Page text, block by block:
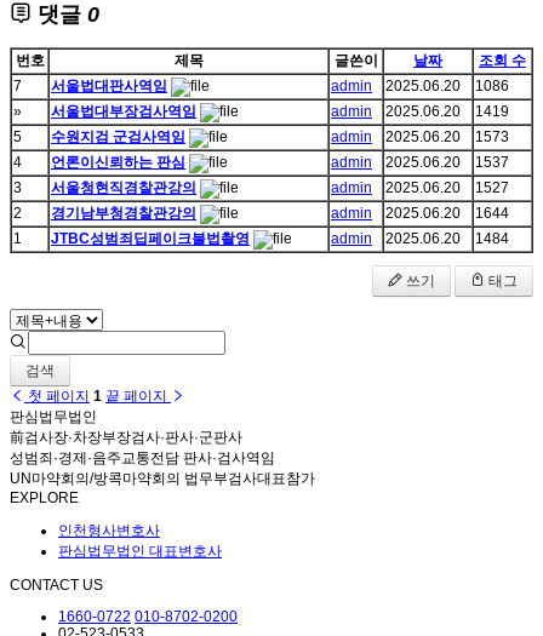
댓글 0
번호 제목 글쓴이 날짜
조회 수
7
서울법대판사역임 admin 2025.06.20
1086
»
서울법대부장검사역임 admin 2025.06.20
1419
5
수원지검 군검사역임 admin 2025.06.20
1573
4
언론이신뢰하는 판심 admin 2025.06.20
1537
3
서울청현직경찰관강의 admin 2025.06.20
1527
2
경기남부청경찰관강의 admin 2025.06.20
1644
1
JTBC성범죄딥페이크불법촬영 admin 2025.06.20 1484
쓰기 태그
검색
첫 페이지 1 끝 페이지
판심법무법인
前검사장·차장부장검사·판사·군판사
성범죄·경제·음주교통전담 판사·검사역임
UN마약회의/방콕마약회의 법무부검사대표참가
EXPLORE
인천형사변호사
판심법무법인 대표변호사
CONTACT US
1660-0722 010-8702-0200